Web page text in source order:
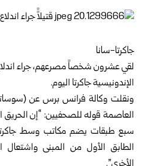
جاكرتا-سانا
لقي عشرون شخصاً مصرعهم، جراء
الإندونيسية جاكرتا اليوم.
ونقلت وكالة فرانس برس عن
العاصمة قوله للصحفيين: “إن الحريق
سبع طبقات يضم مكاتب وسط
الطابق الأول من المبنى واشتعال